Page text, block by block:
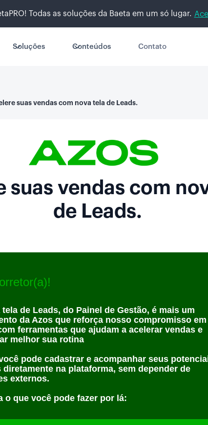
Todas as soluções da Baeta em um só lugar.
Soluções Conteúdos Contato
suas vendas com nova tela de Leads.
suas vendas com
de Leads.
tela de Leads, do Painel de Gestão, é mais um
da Azos que reforça nosso compromisso em
ferramentas que ajudam a acelerar vendas e
melhor sua rotina
pode cadastrar e acompanhar seus
diretamente na plataforma, sem depender de
externos.
o que você pode fazer por lá: